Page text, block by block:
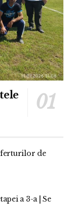
de
a 3-a | Se